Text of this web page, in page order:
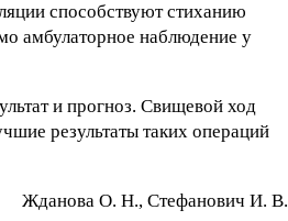
способствуют стиханию
амбулаторное наблюдение у
и прогноз. Свищевой ход
результаты таких операций
Ждaнoвa О. Н., Cтeфaнoвич И. В.